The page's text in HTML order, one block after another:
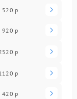
520 р
920 р
р
р
420 р